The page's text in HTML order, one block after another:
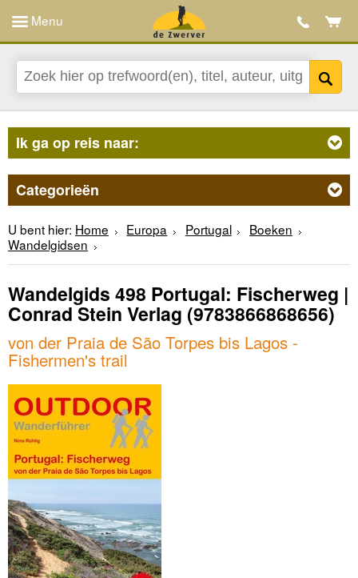
Menu
Ik ga op reis naar:
Categorieën
U bent hier: Home Europa Portugal
Boeken
Wandelgidsen
Wandelgids 498 Portugal: Fischerweg |
Conrad Stein Verlag (9783866868656)
von der Praia de São Torpes bis Lagos -
Fishermen's trail